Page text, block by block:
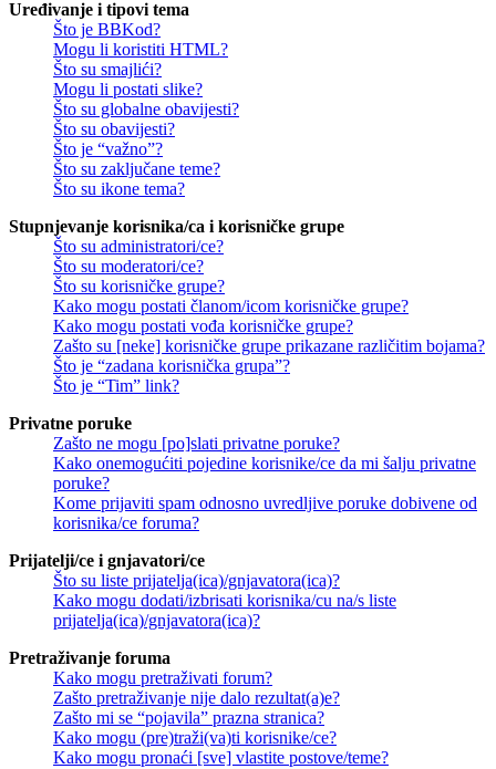
Uređivanje i tipovi tema
Što je BBKod?
Mogu li koristiti HTML?
Što su smajlići?
Mogu li postati slike?
Što su globalne obavijesti?
Što su obavijesti?
Što je “važno”?
Što su zaključane teme?
Što su ikone tema?
Stupnjevanje korisnika/ca i korisničke grupe
Što su administratori/ce?
Što su moderatori/ce?
Što su korisničke grupe?
Kako mogu postati članom/icom korisničke grupe?
Kako mogu postati vođa korisničke grupe?
Zašto su [neke] korisničke grupe prikazane različitim bojama?
Što je “zadana korisnička grupa”?
Što je “Tim” link?
Privatne poruke
Zašto ne mogu [po]slati privatne poruke?
Kako onemogućiti pojedine korisnike/ce da mi šalju privatne
poruke?
Kome prijaviti spam odnosno uvredljive poruke dobivene od
korisnika/ce foruma?
Prijatelji/ce i gnjavatori/ce
Što su liste prijatelja(ica)/gnjavatora(ica)?
Kako mogu dodati/izbrisati korisnika/cu na/s liste
prijatelja(ica)/gnjavatora(ica)?
Pretraživanje foruma
Kako mogu pretraživati forum?
Zašto pretraživanje nije dalo rezultat(a)e?
Zašto mi se “pojavila” prazna stranica?
Kako mogu (pre)traži(va)ti korisnike/ce?
Kako mogu pronaći [sve] vlastite postove/teme?